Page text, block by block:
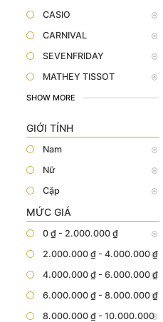
CASIO
CARNIVAL
SEVENFRIDAY
MATHEY TISSOT
SHOW MORE
GIỚI TÍNH
Nam
Nữ
Cặp
MỨC GIÁ
0 ₫ - 2.000.000 ₫
2.000.000 ₫ - 4.000.000 ₫
4.000.000 ₫ - 6.000.000 ₫
6.000.000 ₫ - 8.000.000 ₫
8.000.000 ₫ - 10.000.000